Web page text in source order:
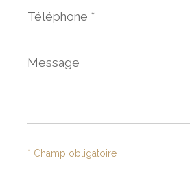
*
Message
* Champ obligatoire